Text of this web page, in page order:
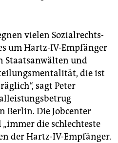
vielen Sozialrechts-
um Hartz-IV-Empfänger
Staatsanwälten und
die ist
sagt Peter
Berlin. Die Jobcenter
die schlechteste
der Hartz-IV-Empfänger.